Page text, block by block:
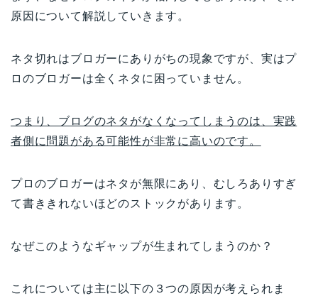
原因について解説していきます。
ネタ切れはブロガーにありがちの現象ですが、実はプ
ロのブロガーは全くネタに困っていません。
つまり、ブログのネタがなくなってしまうのは、実践
者側に問題がある可能性が非常に高いのです。
プロのブロガーはネタが無限にあり、むしろありすぎ
て書ききれないほどのストックがあります。
なぜこのようなギャップが生まれてしまうのか？
これについては主に以下の３つの原因が考えられま